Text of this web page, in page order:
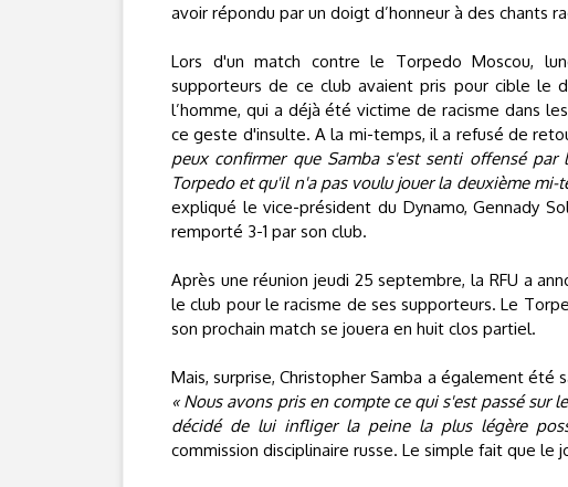
avoir répondu par un doigt d’honneur à des chants
Lors d'un match contre le Torpedo Moscou,
supporteurs de ce club avaient pris pour cible le
l’homme, qui a déjà été victime de racisme dans
ce geste d'insulte. A la mi-temps, il a refusé de
peux confirmer que Samba s'est senti offensé par
Torpedo et qu'il n'a pas voulu jouer la deuxième mi-
expliqué le vice-président du Dynamo, Gennady
remporté 3-1 par son club.
Après une réunion jeudi 25 septembre, la RFU a
le club pour le racisme de ses supporteurs. Le
son prochain match se jouera en huit clos partiel.
Mais, surprise, Christopher Samba a également été
« Nous avons pris en compte ce qui s'est passé
décidé de lui infliger la peine la plus légère
commission disciplinaire russe. Le simple fait que le